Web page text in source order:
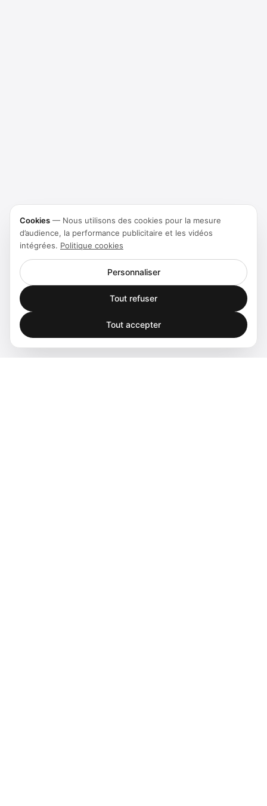
Cookies — Nous utilisons des cookies pour la mesure
d’audience, la performance publicitaire et les vidéos
intégrées. Politique cookies
Personnaliser
Tout refuser
Tout accepter